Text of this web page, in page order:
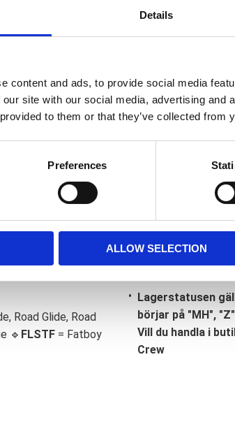
Details
content and ads, to provide social media
site with our social media, advertising and
to them or that they’ve collected from
Preferences
ALLOW SELECTION
Road Glide, Road
🔹 FLSTF = Fatboy
Lagerstatusen
börjar på "MH",
Vill du handla i
Crew